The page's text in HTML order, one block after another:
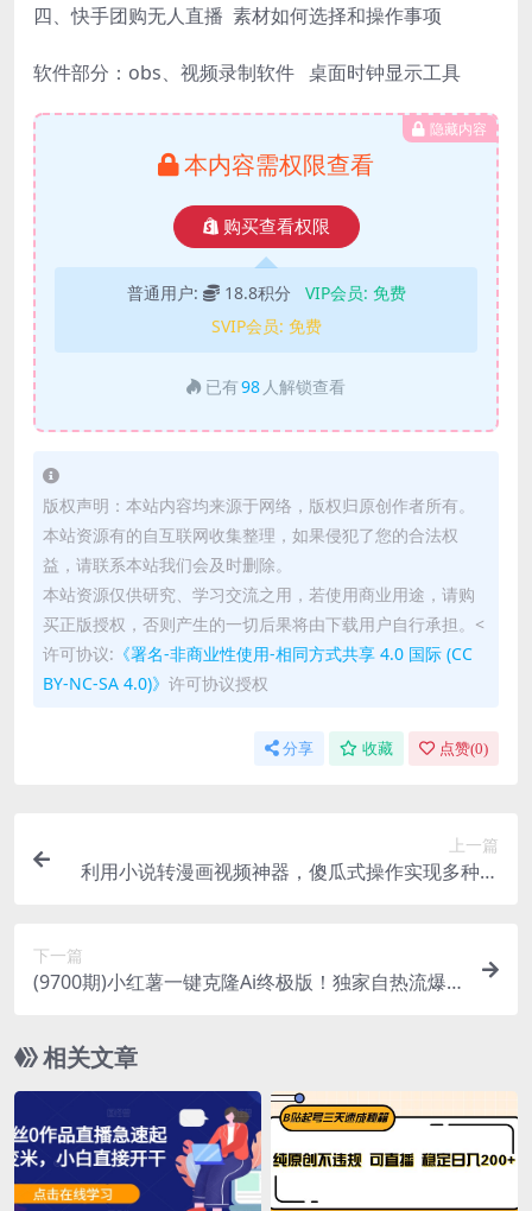
四、快手团购无人直播 素材如何选择和操作事项
软件部分：obs、视频录制软件 桌面时钟显示工具
隐藏内容
本内容需权限查看
购买查看权限
普通用户: 18.8积分 VIP会员: 免费
SVIP会员: 免费
已有98 人解锁查看
版权声明：本站内容均来源于网络，版权归原创作者所有。
本站资源有的自互联网收集整理，如果侵犯了您的合法权
益，请联系本站我们会及时删除。
本站资源仅供研究、学习交流之用，若使用商业用途，请购
买正版授权，否则产生的一切后果将由下载用户自行承担。<
许可协议: 《署名-非商业性使用-相同方式共享 4.0 国际 (CC
BY-NC-SA 4.0)》 许可协议授权
分享 收藏 点赞(0)
上一篇
利用小说转漫画视频神器，傻瓜式操作实现多种变
下一篇
(9700期)小红薯一键克隆Ai终极版！独家自热流爆
相关文章